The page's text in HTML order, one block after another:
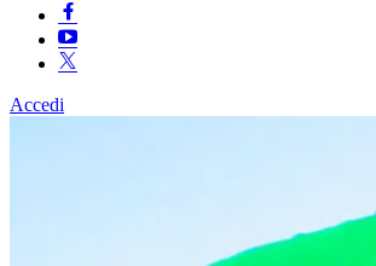
Accedi